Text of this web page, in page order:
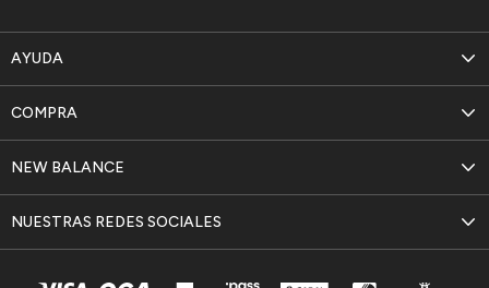
AYUDA
NEW BALANCE
COMPRA
NUESTRAS REDES SOCIALES